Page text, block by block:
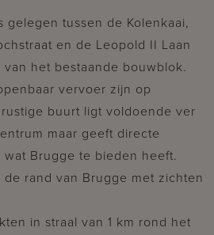
gelegen tussen de Kolenkaai,
en de Leopold II Laan
het bestaande bouwblok.
vervoer zijn op
buurt ligt voldoende ver
maar geeft directe
Brugge te bieden heeft.
rand van Brugge met zichten
in straal van 1 km rond het